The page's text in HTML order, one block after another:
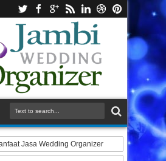
Jasa Wedding Organizer